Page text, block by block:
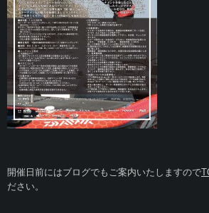
開催日前にはブログでもご案内いたしますので
ださい。